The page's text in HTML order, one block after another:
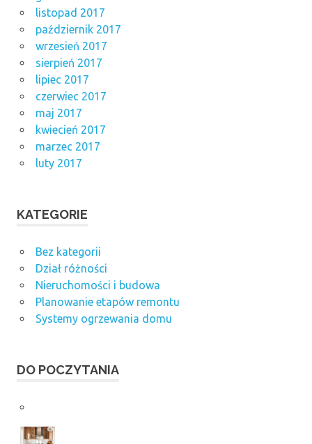
listopad 2017
październik 2017
wrzesień 2017
sierpień 2017
lipiec 2017
czerwiec 2017
maj 2017
kwiecień 2017
marzec 2017
luty 2017
KATEGORIE
Bez kategorii
Dział różności
Nieruchomości i budowa
Planowanie etapów remontu
Systemy ogrzewania domu
DO POCZYTANIA